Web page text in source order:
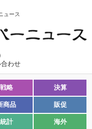
ュース
わせ
戦略 決算
商品 販促
統計 海外